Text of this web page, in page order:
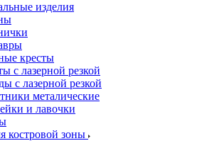
изделия
кресты
с лазерной резкой
с лазерной резкой
металические
и лавочки
костровой зоны